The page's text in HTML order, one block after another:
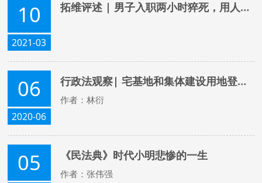
10
2021-03
拓维评述 | 男子入职两小时猝死，用人单位是否需要承担赔偿责任？
06
2020-06
行政法观察| 宅基地和集体建设用地登记政策再放宽
作者：林衍
05 《民法典》时代小明悲惨的一生
作者：张伟强